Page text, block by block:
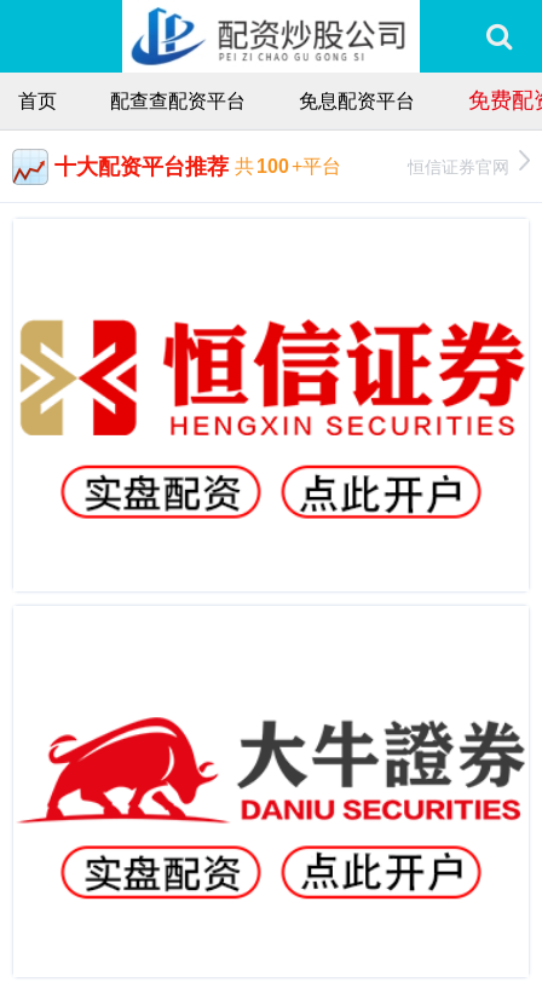
首页 配查查配资平台 免息配资平台 免费配
十大配资平台推荐 共100+平台 恒信证券官网